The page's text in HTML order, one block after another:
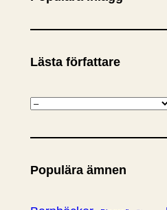
Lästa författare
K
t
g
Populära ämnen